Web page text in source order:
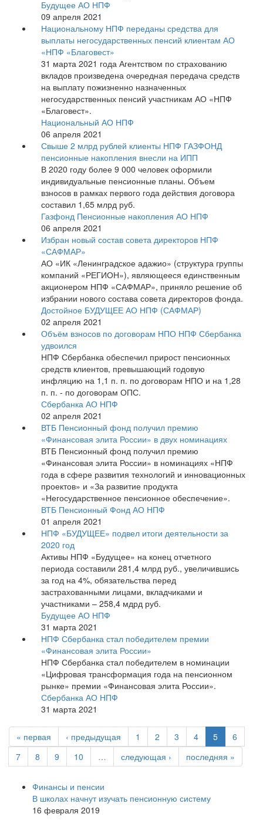
Будущее АО НПФ
09 апреля 2021
Национальному НПФ переданы средства для
выплаты негосударственных пенсий клиентам АО
«НПФ «Благовест»
31 марта 2021 года Агентством по страхованию
вкладов произведена очередная передача средств
на выплату пожизненно назначенных
негосударственных пенсий участникам АО «НПФ
«Благовест».
Национальный АО НПФ
06 апреля 2021
Свыше 2 млрд рублей клиенты НПФ ГАЗФОНД
пенсионные накопления внесли на ИПП
В 2020 году более 9 000 человек оформили
индивидуальные пенсионные планы. Объем
взносов в рамках первого года действия договора
составил 1,65 млрд руб.
Газфонд Пенсионные накопления АО НПФ
06 апреля 2021
Избран новый состав совета директоров НПФ
«САФМАР»
АО «ИК «Ленинградское адажио» (структура группы
компаний «РЕГИОН»), являющееся единственным
акционером НПФ «САФМАР», приняло решение об
избрании нового состава совета директоров фонда.
Достойное БУДУЩЕЕ АО НПФ (САФМАР)
02 апреля 2021
Объём взносов по договорам НПО НПФ Сбербанка
удвоился
НПФ Сбербанка обеспечил прирост пенсионных
средств клиентов, превышающий годовую
инфляцию на 1,1 п. п. по договорам НПО и на 1,28
п. п. - по договорам ОПС.
Сбербанка АО НПФ
02 апреля 2021
ВТБ Пенсионный фонд получил премию
«Финансовая элита России» в двух номинациях
ВТБ Пенсионный фонд получил премию
«Финансовая элита России» в номинациях «НПФ
года в сфере развития технологий и инновационных
проектов» и «За развитие продукта
«Негосударственное пенсионное обеспечение».
ВТБ Пенсионный Фонд АО НПФ
01 апреля 2021
НПФ «БУДУЩЕЕ» подвел итоги деятельности за
2020 год
Активы НПФ «Будущее» на конец отчетного
периода составили 281,4 млрд руб., увеличившись
за год на 4%, обязательства перед
застрахованными лицами, вкладчиками и
участниками – 258,4 мдрд руб.
Будущее АО НПФ
31 марта 2021
НПФ Сбербанка стал победителем премии
«Финансовая элита России»
НПФ Сбербанка стал победителем в номинации
«Цифровая трансформация года на пенсионном
рынке» премии «Финансовая элита России».
Сбербанка АО НПФ
31 марта 2021
« первая ‹ предыдущая 1 2 3 4 5
6
7
8 9 10 … следующая › последняя »
Финансы и пенсии
В школах начнут изучать пенсионную систему
16 февраля 2019